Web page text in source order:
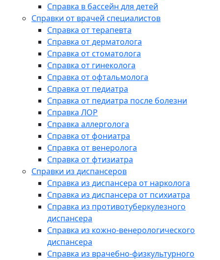
Справка в бассейн для детей
Справки от врачей специалистов
Справка от терапевта
Справка от дерматолога
Справка от стоматолога
Справка от гинеколога
Справка от офтальмолога
Справка от педиатра
Справка от педиатра после болезни
Справка ЛОР
Справка аллерголога
Справка от фониатра
Справка от венеролога
Справка от фтизиатра
Справки из диспансеров
Справка из диспансера от нарколога
Справка из диспансера от психиатра
Справка из противотуберкулезного
диспансера
Справка из кожно-венерологического
диспансера
Справка из врачебно-физкультурного